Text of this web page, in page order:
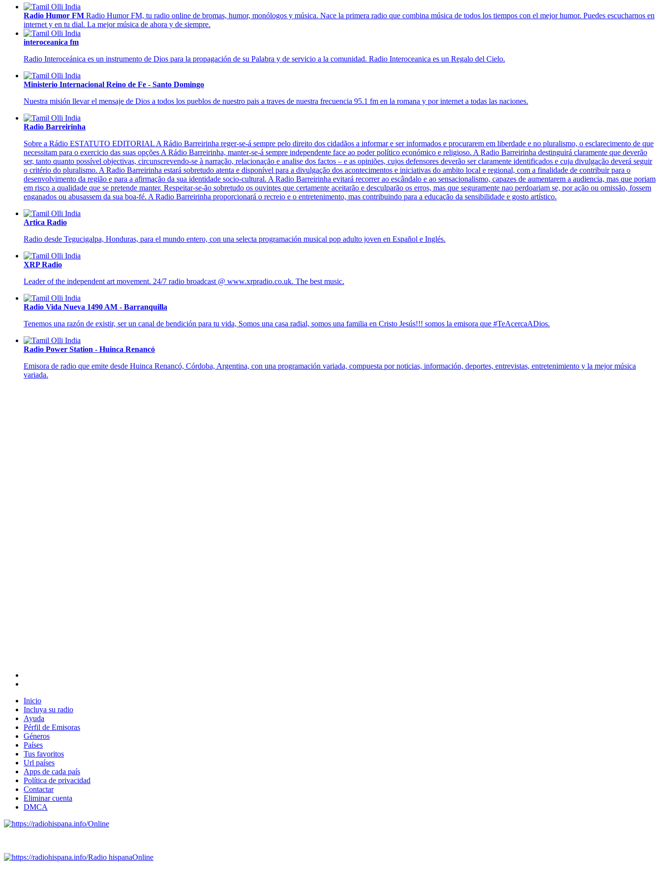
Radio Humor FM Radio Humor FM, tu radio online de bromas, humor, monólogos y música. Nace la primera radio que combina música de todos los tiempos con el mejor humor. Puedes escucharnos en
internet y en tu dial. La mejor música de ahora y de siempre.
interoceanica fm
Radio Interoceánica es un instrumento de Dios para la propagación de su Palabra y de servicio a la comunidad. Radio Interoceanica es un Regalo del Cielo.
Ministerio Internacional Reino de Fe - Santo Domingo
Nuestra misión llevar el mensaje de Dios a todos los pueblos de nuestro pais a traves de nuestra frecuencia 95.1 fm en la romana y por internet a todas las naciones.
Radio Barreirinha
Sobre a Rádio ESTATUTO EDITORIAL A Rádio Barreirinha reger-se-á sempre pelo direito dos cidadãos a informar e ser informados e procurarem em liberdade e no pluralismo, o esclarecimento de que
necessitam para o exercicio das suas opções A Rádio Barreirinha, manter-se-á sempre independente face ao poder político económico e religioso. A Radio Barreirinha destinguirá claramente que deverão
ser, tanto quanto possível objectivas, circunscrevendo-se à narração, relacionação e analise dos factos – e as opiniões, cujos defensores deverão ser claramente identificados e cuja divulgação deverá seguir
o critério do pluralismo. A Radio Barreirinha estará sobretudo atenta e disponível para a divulgação dos acontecimentos e iniciativas do ambito local e regional, com a finalidade de contribuir para o
desenvolvimento da região e para a afirmação da sua identidade socio-cultural. A Radio Barreirinha evitará recorrer ao escândalo e ao sensacionalismo, capazes de aumentarem a audiencia, mas que poriam
em risco a qualidade que se pretende manter. Respeitar-se-ão sobretudo os ouvintes que certamente aceitarão e desculparão os erros, mas que seguramente nao perdoariam se, por ação ou omissão, fossem
enganados ou abusassem da sua boa-fé. A Radio Barreirinha proporcionará o recreio e o entretenimento, mas contribuindo para a educação da sensibilidade e gosto artístico.
Artica Radio
Radio desde Tegucigalpa, Honduras, para el mundo entero, con una selecta programación musical pop adulto joven en Español e Inglés.
XRP Radio
Leader of the independent art movement. 24/7 radio broadcast @ www.xrpradio.co.uk. The best music.
Radio Vida Nueva 1490 AM - Barranquilla
Tenemos una razón de existir, ser un canal de bendición para tu vida, Somos una casa radial, somos una familia en Cristo Jesús!!! somos la emisora que #TeAcercaADios.
Radio Power Station - Huinca Renancó
Emisora de radio que emite desde Huinca Renancó, Córdoba, Argentina, con una programación variada, compuesta por noticias, información, deportes, entrevistas, entretenimiento y la mejor música
variada.
Inicio
Incluya su radio
Ayuda
Pérfil de Emisoras
Géneros
Países
Tus favoritos
Url países
Apps de cada país
Política de privacidad
Contactar
Eliminar cuenta
DMCA
Online
Radio hispanaOnline